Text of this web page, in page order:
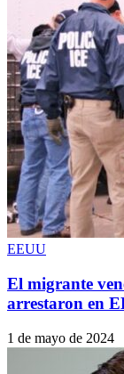
EEUU
El migrante
arrestaron en
1 de mayo de 2024